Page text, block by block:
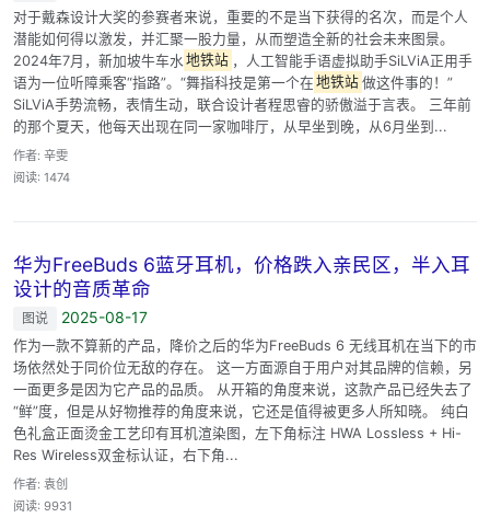
对于戴森设计大奖的参赛者来说，重要的不是当下获得的名次，而是个人
潜能如何得以激发，并汇聚一股力量，从而塑造全新的社会未来图景。
2024年7月，新加坡牛车水 地铁站 ，人工智能手语虚拟助手SiLViA正用手
语为一位听障乘客“指路”。“舞指科技是第一个在 地铁站 做这件事的！”
SiLViA手势流畅，表情生动，联合设计者程思睿的骄傲溢于言表。 三年前
的那个夏天，他每天出现在同一家咖啡厅，从早坐到晚，从6月坐到...
作者: 辛雯
阅读: 1474
华为FreeBuds 6蓝牙耳机，价格跌入亲民区，半入耳
设计的音质革命
图说 2025-08-17
作为一款不算新的产品，降价之后的华为FreeBuds 6 无线耳机在当下的市
场依然处于同价位无敌的存在。 这一方面源自于用户对其品牌的信赖，另
一面更多是因为它产品的品质。 从开箱的角度来说，这款产品已经失去了
“鲜”度，但是从好物推荐的角度来说，它还是值得被更多人所知晓。 纯白
色礼盒正面烫金工艺印有耳机渲染图，左下角标注 HWA Lossless + Hi-
Res Wireless双金标认证，右下角...
作者: 袁创
阅读: 9931